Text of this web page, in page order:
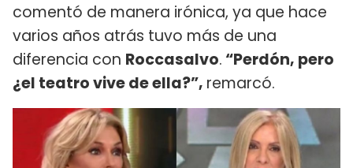
comentó de manera irónica, ya que hace
varios años atrás tuvo más de una
diferencia con Roccasalvo. “Perdón, pero
¿el teatro vive de ella?”, remarcó.